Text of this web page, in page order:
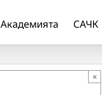
Академията САЧК
×